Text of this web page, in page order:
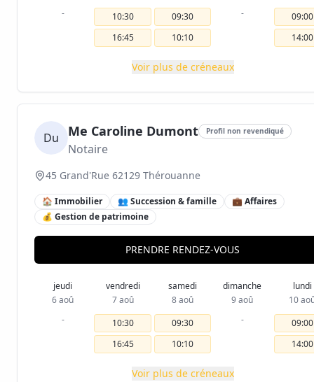
-
10:30
16:45
09:30
10:10
-
09:00
14:00
Voir plus de créneaux
Du Me Caroline Dumont Profil non revendiqué
Notaire
45 Grand'Rue 62129 Thérouanne
🏠 Immobilier 👥 Succession & famille
💼 Affaires
💰 Gestion de patrimoine
PRENDRE RENDEZ-VOUS
jeudi
6 aoû
-
vendredi
7 aoû
10:30
16:45
samedi
8 aoû
09:30
10:10
dimanche
9 aoû
-
lundi
10
09:00
14:00
Voir plus de créneaux